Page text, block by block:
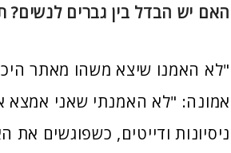
האם יש הבדל בין גברים
"לא האמנו שיצא משהו מאתר
אמונה: "לא האמנתי שאני אמצא
ניסיונות ודייטים, כשפוגשים